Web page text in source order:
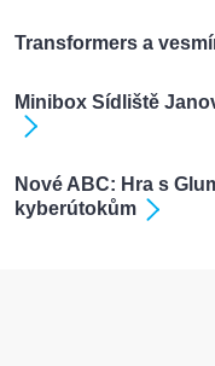
Transformers a
Minibox Sídliště
Nové ABC: Hra s
kyberútokům